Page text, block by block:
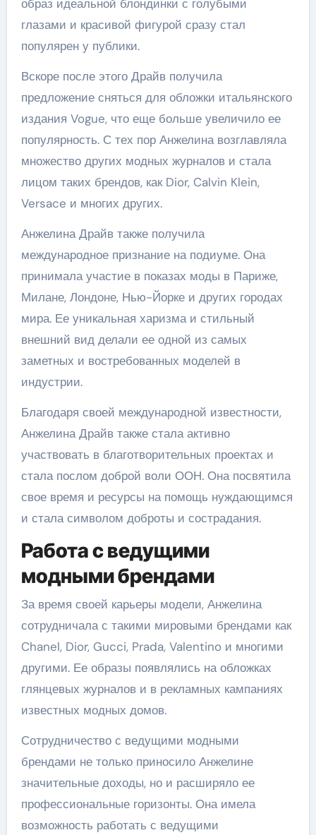
образ идеальной блондинки с голубыми
глазами и красивой фигурой сразу стал
популярен у публики.
Вскоре после этого Драйв получила
предложение сняться для обложки итальянского
издания Vogue, что еще больше увеличило ее
популярность. С тех пор Анжелина возглавляла
множество других модных журналов и стала
лицом таких брендов, как Dior, Calvin Klein,
Versace и многих других.
Анжелина Драйв также получила
международное признание на подиуме. Она
принимала участие в показах моды в Париже,
Милане, Лондоне, Нью-Йорке и других городах
мира. Ее уникальная харизма и стильный
внешний вид делали ее одной из самых
заметных и востребованных моделей в
индустрии.
Благодаря своей международной известности,
Анжелина Драйв также стала активно
участвовать в благотворительных проектах и
стала послом доброй воли ООН. Она посвятила
свое время и ресурсы на помощь нуждающимся
и стала символом доброты и сострадания.
Работа с ведущими
модными брендами
За время своей карьеры модели, Анжелина
сотрудничала с такими мировыми брендами как
Chanel, Dior, Gucci, Prada, Valentino и многими
другими. Ее образы появлялись на обложках
глянцевых журналов и в рекламных кампаниях
известных модных домов.
Сотрудничество с ведущими модными
брендами не только приносило Анжелине
значительные доходы, но и расширяло ее
профессиональные горизонты. Она имела
возможность работать с ведущими